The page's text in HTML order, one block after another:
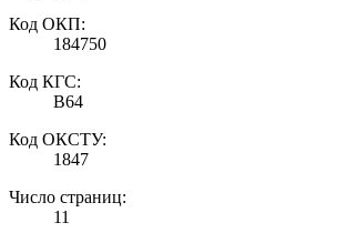
Код ОКП:
184750
Код КГС:
В64
Код ОКСТУ:
1847
Число страниц:
11